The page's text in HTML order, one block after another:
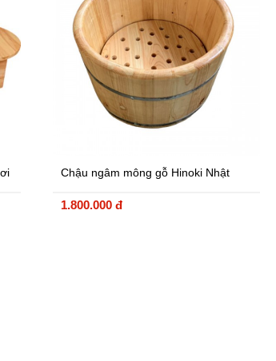
Chậu ngâm mông gỗ Hinoki Nhật
1.800.000 đ